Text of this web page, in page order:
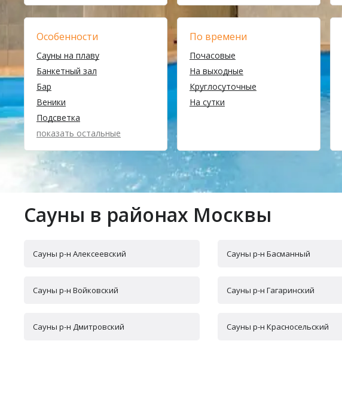
Особенности
Сауны на плаву
Банкетный зал
Бар
Веники
Подсветка
показать остальные
По времени
Почасовые
На выходные
Круглосуточные
На сутки
Сауны в районах Москвы
Сауны р-н Алексеевский Сауны р-н Басманный
Сауны р-н Войковский Сауны р-н Гагаринский
Сауны р-н Дмитровский Сауны р-н Красносельский